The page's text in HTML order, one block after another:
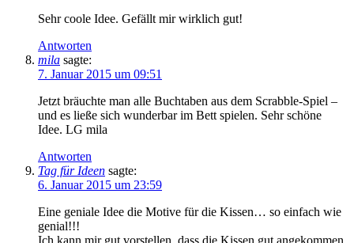
Sehr coole Idee. Gefällt mir wirklich gut!
Antworten
mila sagte:
7. Januar 2015 um 09:51
Jetzt bräuchte man alle Buchtaben aus dem Scrabble-Spiel –
und es ließe sich wunderbar im Bett spielen. Sehr schöne
Idee. LG mila
Antworten
Tag für Ideen sagte:
6. Januar 2015 um 23:59
Eine geniale Idee die Motive für die Kissen… so einfach wie
genial!!!
Ich kann mir gut vorstellen, dass die Kissen gut angekommen